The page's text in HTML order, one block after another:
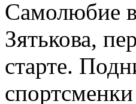
Самолюбие
Зятькова,
старте.